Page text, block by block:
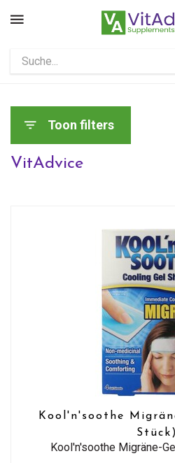
Toon filters
VitAdvice
Kool'n'soothe
Stück)
Kool'n'soothe Migräne-